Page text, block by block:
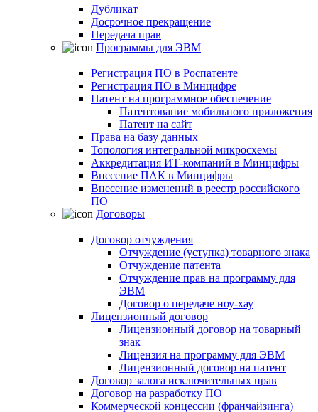
Дубликат
Досрочное прекращение
Передача прав
Программы для ЭВМ
Регистрация ПО в Роспатенте
Регистрация ПО в Минцифре
Патент на программное обеспечение
Патентование мобильного приложения
Патент на сайт
Права на базу данных
Топология интегральной микросхемы
Аккредитация ИТ-компаний в Минцифры
Внесение ПАК в Минцифры
Внесение изменений в реестр российского
ПО
Договоры
Договор отчуждения
Отчуждение (уступка) товарного знака
Отчуждение патента
Отчуждение прав на программу для
ЭВМ
Договор о передаче ноу-хау
Лицензионный договор
Лицензионный договор на товарный
знак
Лицензия на программу для ЭВМ
Лицензионный договор на патент
Договор залога исключительных прав
Договор на разработку ПО
Коммерческой концессии (франчайзинга)